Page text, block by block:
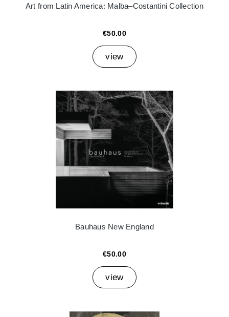
Art from Latin America: Malba–Costantini Collection
€50.00
view
Bauhaus New England
€50.00
view